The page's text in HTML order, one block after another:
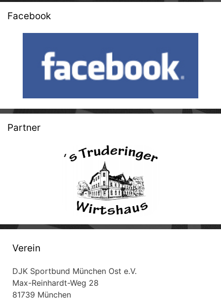
Facebook
Partner
Verein
DJK Sportbund München Ost e.V.
Max-Reinhardt-Weg 28
81739 München